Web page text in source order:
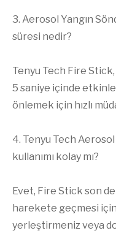
3. Aerosol Yangın
süresi nedir?
Tenyu Tech Fire
5 saniye içinde
önlemek için hızlı
4. Tenyu Tech Aerosol
kullanımı kolay mı?
Evet, Fire Stick son
harekete geçmesi için
yerleştirmeniz veya